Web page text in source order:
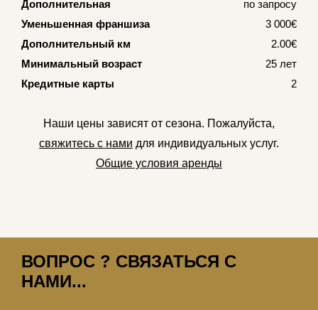
Дополнительная
по запросу
Уменьшенная франшиза
3 000€
Дополнительный км
2.00€
Минимальный возраст
25 лет
Кредитные карты
2
Наши цены зависят от сезона. Пожалуйста,
свяжитесь с нами для индивидуальных услуг.
Общие условия аренды
ВОПРОС ? СВЯЗАТЬСЯ С
НАМИ...